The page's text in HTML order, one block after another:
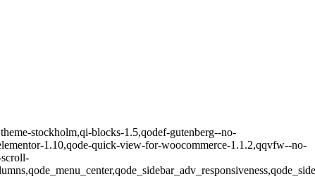
stockholm,qi-blocks-1.5,qodef-gutenberg--no-
1.10,qode-quick-view-for-woocommerce-1.1.2,qqvfw--no-